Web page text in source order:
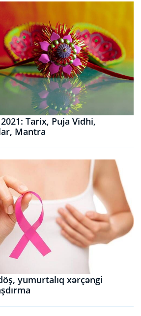
Tarix, Puja Vidhi,
Mantra
yumurtalıq xərçəngi